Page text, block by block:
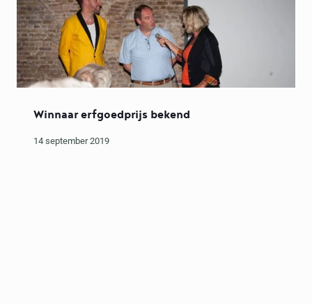
Winnaar erfgoedprijs bekend
14 september 2019